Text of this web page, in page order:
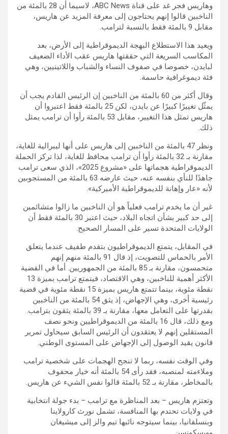
وهاريس فجر غد على قناة ABC News، لاسيما أن 28 بالمئة من
الناخبين قالوا إنهم يحتاجون إلى معرفة المزيد عن هاريس،
مقابل 9 بالمئة فقط بالنسبة لترامب.
ويعيد هذا الاستطلاع البهجة الديموقراطية إلى الأرض، بعد
المكاسب السريعة التي حققتها هاريس عقب الأداء الضعيف
لبايدن، خصوصا في صفوف النساء والشباب واللاتينيين، وهي
فئة ديموغرافية حاسمة.
وقال أكثر من 60 بالمئة من الناخبين إن الرئيس القادم يجب أن
يمثّل تغييرًا كبيرًا عن بايدن، لكن 25 بالمئة فقط اعتبروا أن
هاريس تمثل هذا التغيير، مقابل 53 بالمئة رأوا أن ترامب يمثل
ذلك.
ونظر 47 بالمئة من الناخبين إلى هاريس على أنها ليبرالية للغاية،
مقارنة بـ 32 بالمئة رأوا أن ترامب محافظ للغاية، لذا تركز الحملة
الديموقراطية هجماتها على «مشروع 2025»، الذي سعى ترامب
جاهدًا للنأي بنفسه عنه، حيث عارضه 63 بالمئة من المستجوبين
لأنه «عار وإهانة للديموقراطية الأميركية».
غير أن ما يخدم ترامب فعلياً هو أن الناخبين ما زالوا متشائمين
إلى حد كبير بشأن اتجاه البلاد، حيث اعتبر 30 بالمئة فقط أن
الولايات المتحدة تسير على المسار الصحيح.
في المقابل، يتمتع الديموقراطيون بتقدم طفيف عندما يتعلق
الأمر بالحماس للتصويت، إذ قال 91 بالمئة منهم إنهم
متحمسون، مقارنة بـ 85 بالمئة من الجمهوريين. أما في القضية
الأكثر أهمية للناخبين، وهي الاقتصاد، فيتمتع ترامب بميزة 13
نقطة مئوية، بينما تتمتع هاريس بميزة 15 نقطة مئوية في قضية
رئيسية أخرى، وهي الإجهاض، إذ يثق 54 بالمئة من الناخبين
بقدرتها على التعامل معها، مقارنة بـ 39 بالمئة يثقون بترامب.
ومع ذلك، قال 16 بالمئة من الديموقراطيين ونحو نصف
المستقلين إنهم لا يعتقدون أن الرئيس السابق سيحاول تمرير
قانون يقيد الوصول إلى الإجهاض على المستوى الوطني.
وفي الوقت نفسه، ربما لا تنجح الهجمات على شخصية ترامب
وملاءمته لمنصبه، فقد رأى 54 بالمئة أنه خيار محفوف
بالمخاطر، مقارنة بـ 52 بالمئة قالوا نفس الشيء عن هاريس.
وتعتزم هاريس – بعد المناظرة مع ترامب – بدء جولة انتخابية
في ولايات تحتدم بها المنافسة، تشمل نورث كارولاينا
وبنسلفانيا، بينما سيتوجه نائبها تيم والز إلى ميشيغان